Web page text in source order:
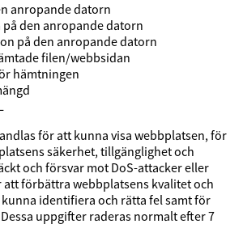
anropande datorn
den anropande datorn
på den anropande datorn
filen/webbsidan
hämtningen
för att kunna visa webbplatsen, för
säkerhet, tillgänglighet och
och försvar mot DoS-attacker eller
att förbättra webbplatsens kvalitet och
identifiera och rätta fel samt för
uppgifter raderas normalt efter 7